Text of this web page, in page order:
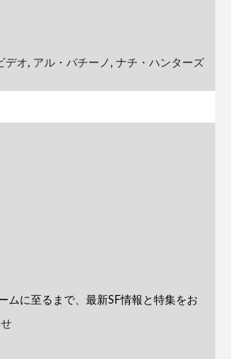
デオ, アル・パチーノ , ナチ・ハンターズ
ムに至るまで、最新SF情報と特集をお